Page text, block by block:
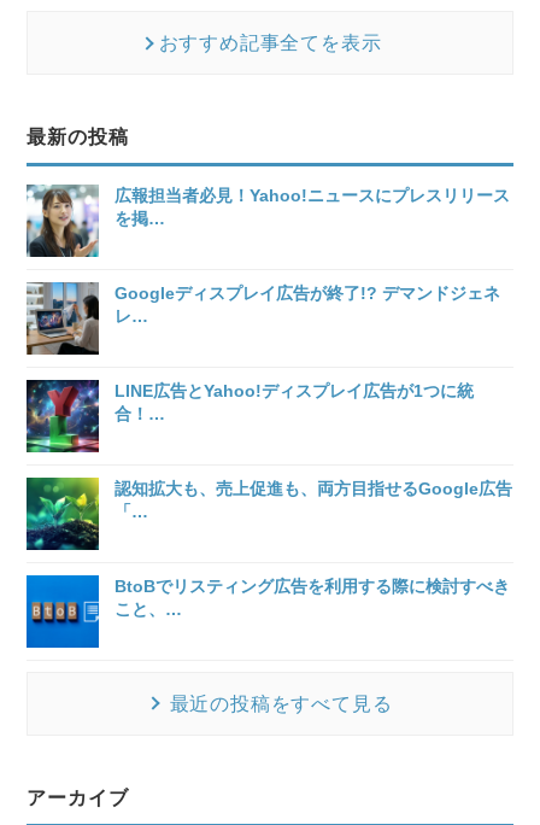
おすすめ記事全てを表示
最新の投稿
広報担当者必見！Yahoo!ニュースにプレスリリース
を掲…
Googleディスプレイ広告が終了!? デマンドジェネ
レ…
LINE広告とYahoo!ディスプレイ広告が1つに統
合！ …
認知拡大も、売上促進も、両方目指せるGoogle広告
「…
BtoBでリスティング広告を利用する際に検討すべき
こと、 …
最近の投稿をすべて見る
アーカイブ